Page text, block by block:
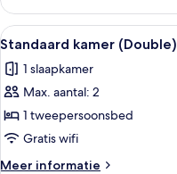
kamer
(Single)
Alle
foto's
voor
Standaard
kamer
(Double)
laden
10
Standaard kamer (Double)
1 slaapkamer
Max. aantal: 2
1 tweepersoonsbed
Gratis wifi
Meer informatie
Meer